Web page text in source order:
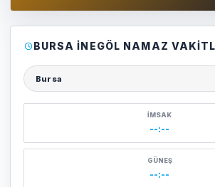
BURSA İNEGÖL NAMAZ
Şehir seçin
İMSAK
--:--
GÜNEŞ
--:--